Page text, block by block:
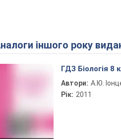
Аналоги іншого року
ГДЗ Біологія 8
Автори: А.Ю.
Рік: 2011